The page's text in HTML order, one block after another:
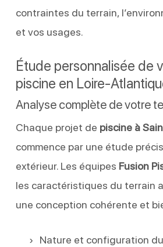
contraintes du terrain,
et vos usages.
Étude personnalisée de
piscine en Loire-
Analyse complète de votre
Chaque projet de piscine à
commence par une étude
extérieur. Les équipes Fusion
les caractéristiques du terrain
une conception cohérente et
Nature et configuration